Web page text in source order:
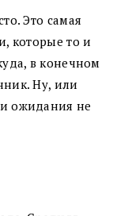
Это самая
которые то и
в конечном
Ну, или
ожидания не